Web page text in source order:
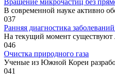
Вращение микрочастиц без
В современной науке активно
037
Ранняя диагностика
На текущий момент существуют
046
Очистка природного газа
Ученые из Южной Кореи
041